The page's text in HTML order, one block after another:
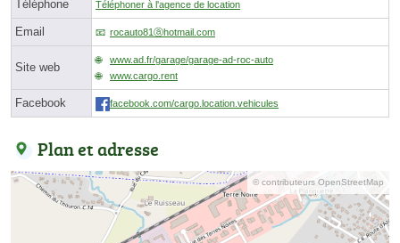
Téléphone Téléphoner à l'agence de location
Email rocauto81ⓐhotmail.com
Site web
www.ad.fr/garage/garage-ad-roc-auto
www.cargo.rent
Facebook facebook.com/cargo.location.vehicules
Plan et adresse
© contributeurs OpenStreetMap